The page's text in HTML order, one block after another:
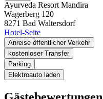
Ayurveda Resort Mandira
Wagerberg 120
8271 Bad Waltersdorf
Hotel-Seite
Anreise öffentlicher Verkehr
kostenloser Transfer
Parking
Elektroauto laden